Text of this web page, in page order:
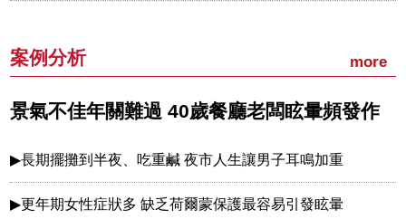
案例分析 more
景氣不佳年關難過 40歲餐廳老闆眩暈頻發作
長期擺攤到半夜、吃重鹹 夜市人生讓男子耳鳴加重
更年期女性症狀多 缺乏荷爾蒙保護最容易引發眩暈